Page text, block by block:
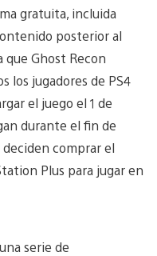
gratuita, incluida
posterior al
que Ghost Recon
los jugadores de PS4
el juego el 1 de
durante el fin de
comprar el
Plus para jugar en
serie de